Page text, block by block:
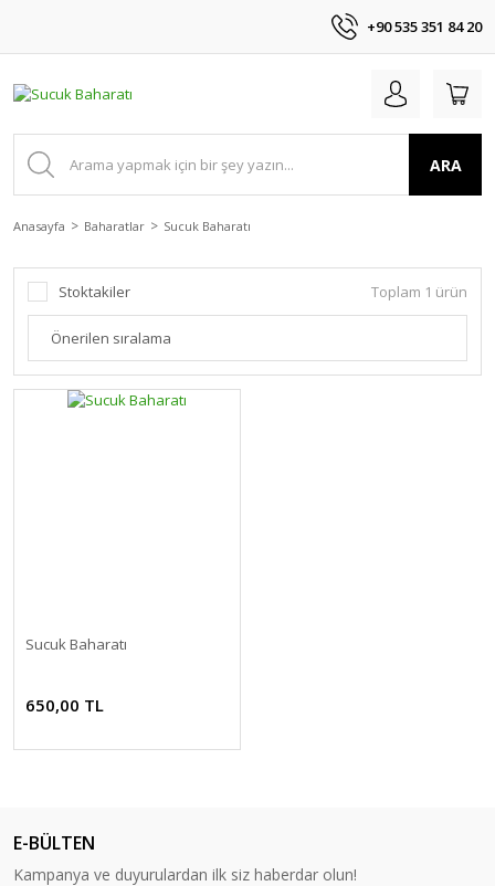
+90 535 351 84 20
ARA
Anasayfa Baharatlar Sucuk Baharatı
Stoktakiler Toplam 1 ürün
Sucuk Baharatı
650,00 TL
E-BÜLTEN
Kampanya ve duyurulardan ilk siz haberdar olun!